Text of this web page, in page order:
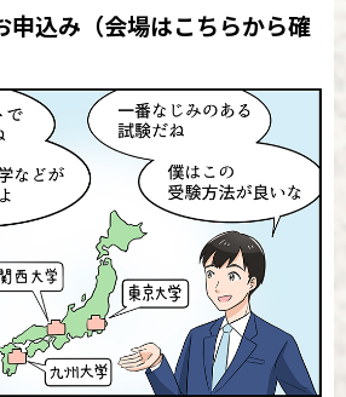
申込み （会場はこちらから確